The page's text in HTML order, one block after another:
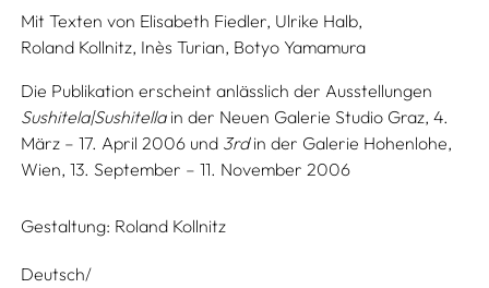
Mit Texten von Elisabeth Fiedler, Ulrike Halb,
Roland Kollnitz, Inès Turian, Botyo Yamamura
Die Publikation erscheint anlässlich der Ausstellungen
Sushitela|Sushitellain der Neuen Galerie Studio Graz, 4.
März – 17. April 2006 und 3rdin der Galerie Hohenlohe,
Wien, 13. September – 11. November 2006
Gestaltung: Roland Kollnitz
Deutsch/